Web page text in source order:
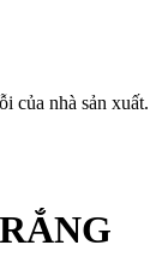
của nhà sản xuất.